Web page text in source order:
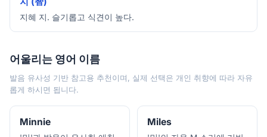
지혜 지. 슬기롭고 식견이 높다.
어울리는 영어 이름
발음 유사성 기반 참고용 추천이며, 실제 선택은 개인 취향에 따라 자유
롭게 하시면 됩니다.
Minnie Miles